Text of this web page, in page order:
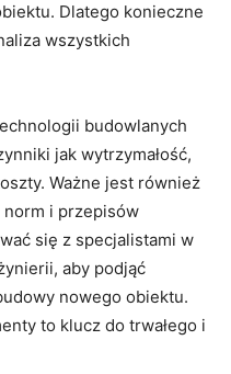
Dlatego konieczne
wszystkich
budowlanych
jak wytrzymałość,
Ważne jest również
i przepisów
się z specjalistami w
aby ⁢podjąć
nowego obiektu.
to klucz do trwałego i